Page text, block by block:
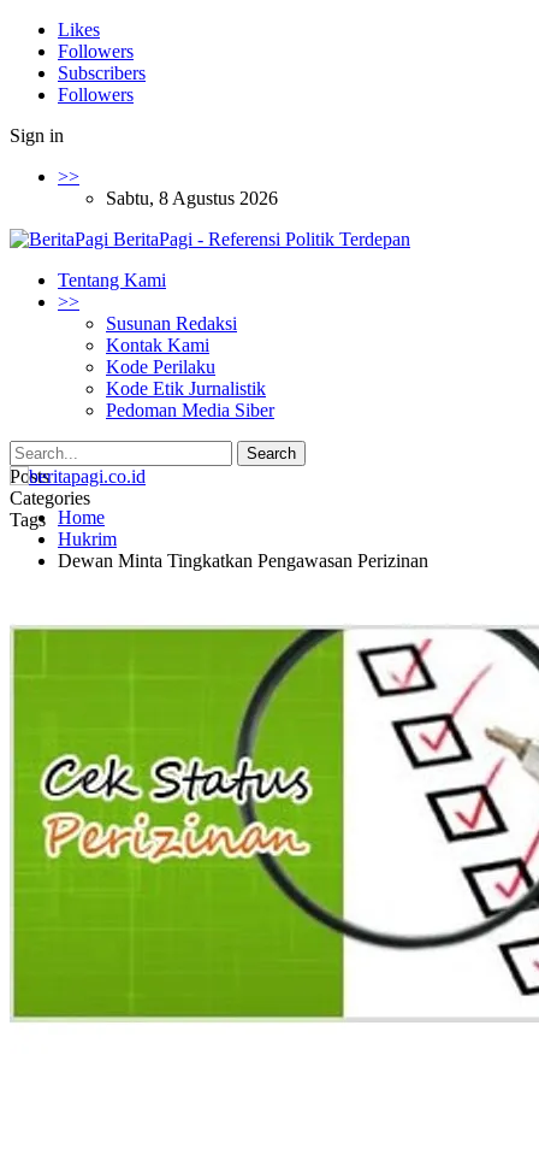
Likes
Followers
Subscribers
Followers
Sign in
>>
Sabtu, 8 Agustus 2026
BeritaPagi - Referensi Politik Terdepan
Tentang Kami
>>
Susunan Redaksi
Kontak Kami
Kode Perilaku
Kode Etik Jurnalistik
Pedoman Media Siber
Posts
Categories
Tags Home
Hukrim
Dewan Minta Tingkatkan Pengawasan Perizinan